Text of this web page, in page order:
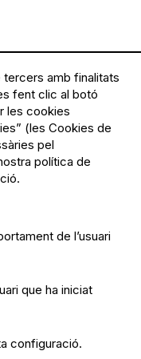
fa
amb finalitats
fent clic al botó
les cookies
(les Cookies de
pel
política de
de l’usuari
que ha iniciat
configuració.